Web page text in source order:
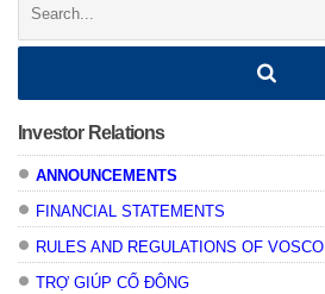
Investor Relations
ANNOUNCEMENTS
FINANCIAL STATEMENTS
RULES AND REGULATIONS OF VOSCO
TRỢ GIÚP CỔ ĐÔNG